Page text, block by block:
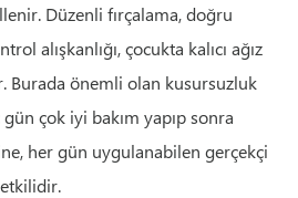
Düzenli fırçalama, doğru
alışkanlığı, çocukta kalıcı ağız
Burada önemli olan kusursuzluk
çok iyi bakım yapıp sonra
her gün uygulanabilen gerçekçi